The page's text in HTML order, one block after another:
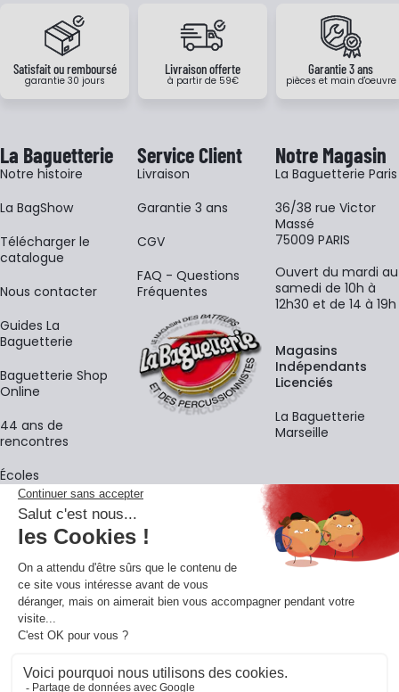
Satisfait ou remboursé
garantie 30 jours
Livraison offerte
à partir de 59€
Garantie 3 ans
pièces et main d'oeuvre
La Baguetterie
Notre histoire
La BagShow
​Télécharger le
catalogue
Nous contacter
Guides La
Baguetterie
Baguetterie Shop
Online
44 ans de
rencontres
Écoles
Service Client
Livraison
Garantie 3 ans
CGV
FAQ - Questions
Fréquentes
Notre Magasin
La Baguetterie Paris
36/38 rue Victor
Massé
75009 PARIS
Ouvert du mardi au
samedi de 10h à
12h30 et de 14 à 19h
Magasins
Indépendants
Licenciés
La Baguetterie
Marseille
La newsletter
Adresse e-mail
En vous inscrivant à notre newsletter, vous acceptez notre
confidentialité.
Retrouvons-nous sur